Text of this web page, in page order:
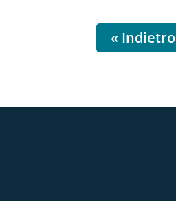
« Indietro